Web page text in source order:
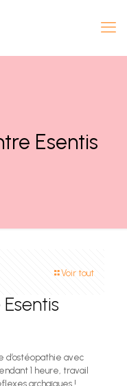
Esentis
Voir tout
d’ostéopathie avec
1 heure, travail
archaïques !